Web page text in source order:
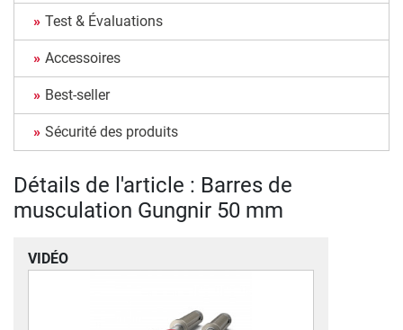
Test & Évaluations
Accessoires
Best-seller
Sécurité des produits
Détails de l'article : Barres de
musculation Gungnir 50 mm
VIDÉO